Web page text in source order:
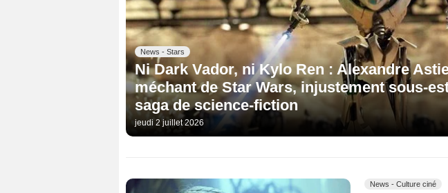
News - Stars
Ni Dark Vador, ni Kylo Ren : Alexandre
méchant de Star Wars, injustement sous-
saga de science-fiction
jeudi 2 juillet 2026
News - Culture ciné